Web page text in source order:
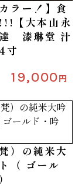
ラー！】食
【大本山永
漆琳堂 汁
寸
19,000円
）の純米大
（ ゴール